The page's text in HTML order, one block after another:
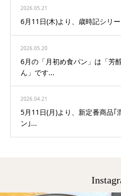
2026.05.21
6月11日(木)より、歳時記シリ
2026.05.20
6月の「月初め食パン」は「芳
ん」です...
2026.04.21
5月11日(月)より、新定番商品｢
ン｣...